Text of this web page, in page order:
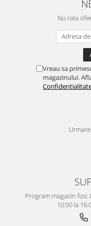
Nu rata
Vreau sa
magazinului.
Program magazin fizic
10:00 la